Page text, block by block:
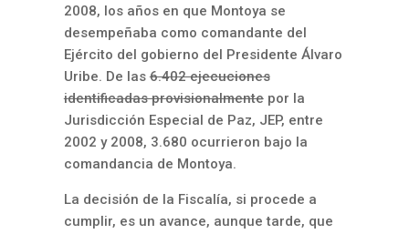
2008, los años en que Montoya se
desempeñaba como comandante del
Ejército del gobierno del Presidente Álvaro
Uribe. De las6.402 ejecuciones
identificadas provisionalmentepor la
Jurisdicción Especial de Paz, JEP, entre
2002 y 2008, 3.680 ocurrieron bajo la
comandancia de Montoya.
La decisión de la Fiscalía, si procede a
cumplir, es un avance, aunque tarde, que